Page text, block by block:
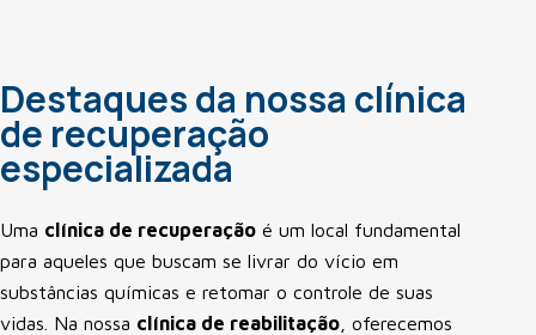
Destaques da nossa clínica
de recuperação
especializada
Uma clínica de recuperação é um local fundamental
para aqueles que buscam se livrar do vício em
substâncias químicas e retomar o controle de suas
vidas. Na nossa clínica de reabilitação , oferecemos